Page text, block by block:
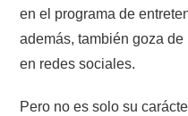
en el programa de
además, también goza
en redes sociales.
Pero no es solo su